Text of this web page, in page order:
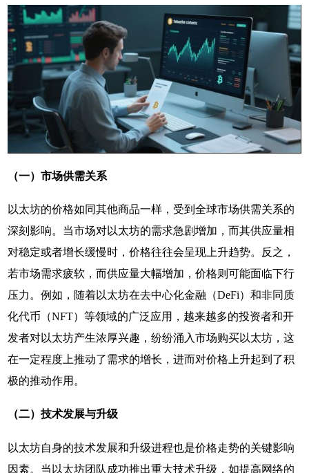
（一）市场供需关系
以太坊的价格如同其他商品一样，受到全球市场供需关系的
深刻影响。当市场对以太坊的需求急剧增加，而其供应量相
对稳定或者增长缓慢时，价格往往会呈现上升趋势。反之，
若市场需求疲软，而供应量大幅增加，价格则可能面临下行
压力。例如，随着以太坊在去中心化金融（DeFi）和非同质
化代币（NFT）等领域的广泛应用，越来越多的投资者和开
发者对以太坊产生浓厚兴趣，纷纷涌入市场购买以太坊，这
在一定程度上推动了需求的增长，进而对价格上升起到了积
极的推动作用。
（二）技术发展与升级
以太坊自身的技术发展和升级进程也是价格走势的关键影响
因素。当以太坊团队成功推出重大技术升级，如提高网络的